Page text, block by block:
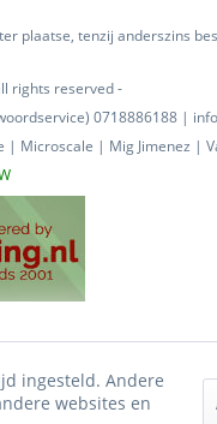
plaatse, tenzij anderszins
rights reserved -
0718886188 |
Microscale | Mig Jimenez |
ingesteld. Andere
websites en